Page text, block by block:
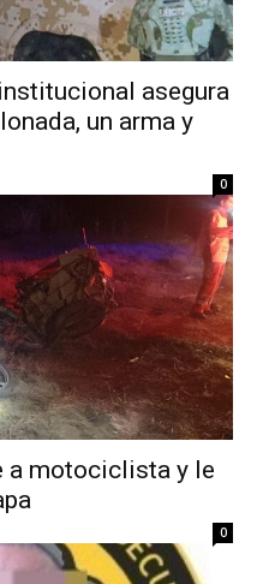
asegura
un arma y
0
a motociclista y le
0